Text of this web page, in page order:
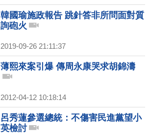
韓國瑜施政報告 跳針答非所問面對質
詢砲火
2019-09-26 21:11:37
薄熙來案引爆 傳周永康哭求胡錦濤
2012-04-12 10:18:14
呂秀蓮參選總統：不傷害民進黨望小
英檢討